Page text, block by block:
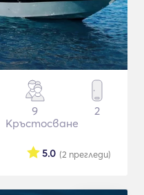
9
Кръстосване
2
(2 прегледи)
5.0